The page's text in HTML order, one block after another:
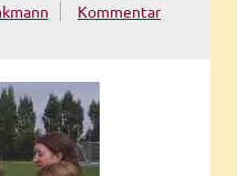
Kommentar